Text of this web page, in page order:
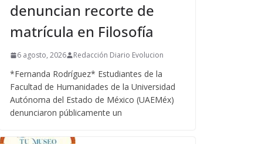
denuncian recorte de
matrícula en Filosofía
6 agosto, 2026 Redacción Diario Evolucion
*Fernanda Rodríguez* Estudiantes de la
Facultad de Humanidades de la Universidad
Autónoma del Estado de México (UAEMéx)
denunciaron públicamente un